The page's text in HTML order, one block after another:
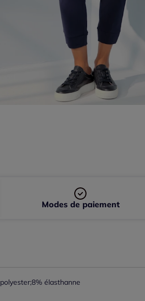
élasthanne
Modes de paiement